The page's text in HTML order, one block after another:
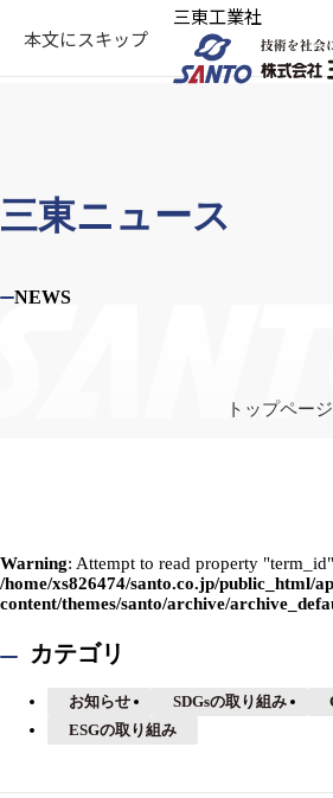
本文にスキップ
三東工業社
三東ニュース
NEWS
トップページ
Warning: Attempt to read property
/home/xs826474/santo.co.jp/public_html/
content/themes/santo/archive/
カテゴリ
お知らせ SDGsの取り組み
ESGの取り組み